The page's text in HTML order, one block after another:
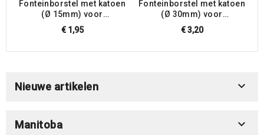
Fonteinborstel met katoen
(Ø 15mm) voor
vogeldrinkfonteinen
€ 1,95
Fonteinborstel met katoen
(Ø 30mm) voor
vogeldrinkfonteinen
€ 3,20
Nieuwe artikelen 
Manitoba 